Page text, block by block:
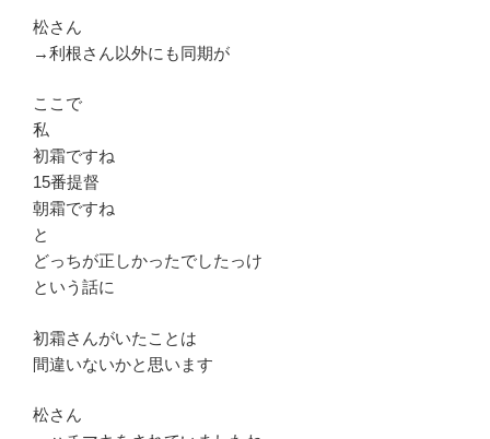
松さん
→利根さん以外にも同期が
ここで
私
初霜ですね
15番提督
朝霜ですね
と
どっちが正しかったでしたっけ
という話に
初霜さんがいたことは
間違いないかと思います
松さん